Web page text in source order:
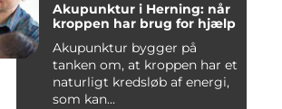
Akupunktur i Herning: når
kroppen har brug for hjælp
Akupunktur bygger på
tanken om, at kroppen har et
naturligt kredsløb af energi,
som kan...